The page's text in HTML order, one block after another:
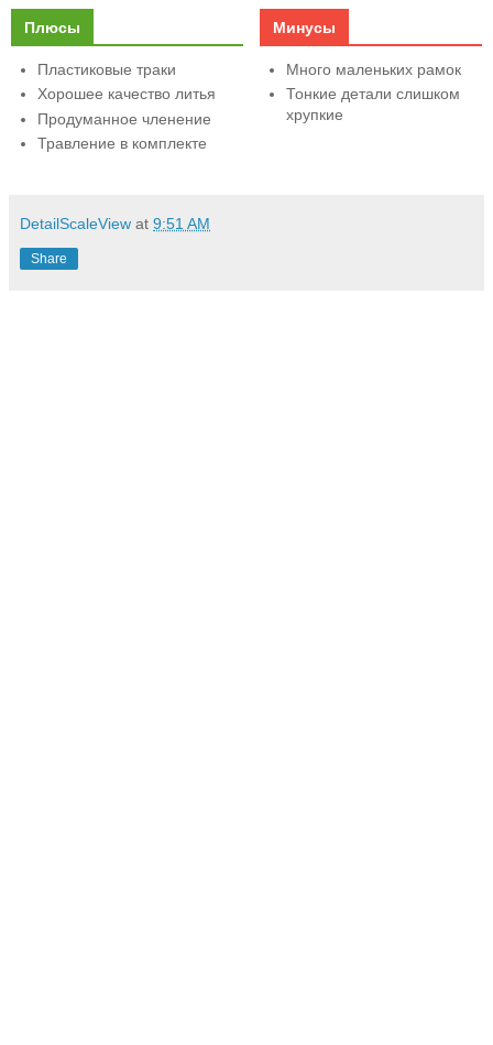
Плюсы
Пластиковые траки
Хорошее качество литья
Продуманное членение
Травление в комплекте
Минусы
Много маленьких рамок
Тонкие детали слишком
хрупкие
DetailScaleView at 9:51 AM
Share